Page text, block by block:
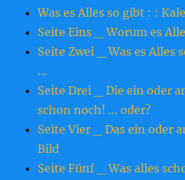
Was es Alles so gibt : :
Seite Eins _ Worum es
Seite Zwei _ Was es Alles
…
Seite Drei _ Die ein oder
schon noch! … oder?
Seite Vier _ Das ein oder
Bild
Seite Fünf _ Was alles